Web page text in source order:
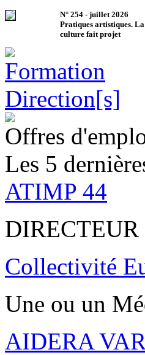
N° 254 - juillet 2026
Pratiques artistiques. La
culture fait projet
Offres
Les 5
ATIMP 44
Collectivité
Une ou un
AIDERA